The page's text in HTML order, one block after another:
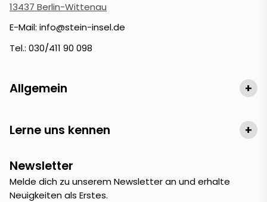
13437 Berlin-Wittenau
E-Mail: info@stein-insel.de
Tel.: 030/411 90 098
Allgemein +
Lerne uns kennen +
Newsletter
Melde dich zu unserem Newsletter an und erhalte
Neuigkeiten als Erstes.